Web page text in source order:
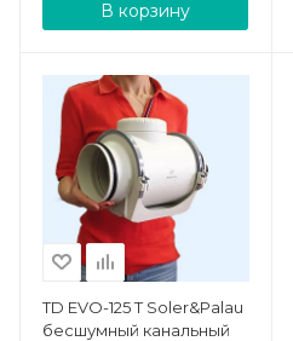
В корзину
TD EVO-125 T Soler&Palau
бесшумный канальный